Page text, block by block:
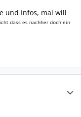
und Infos, mal will
dass es nachher doch ein